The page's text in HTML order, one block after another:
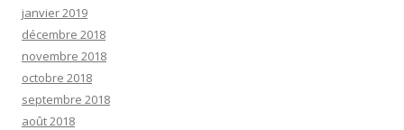
janvier 2019
décembre 2018
novembre 2018
octobre 2018
septembre 2018
août 2018